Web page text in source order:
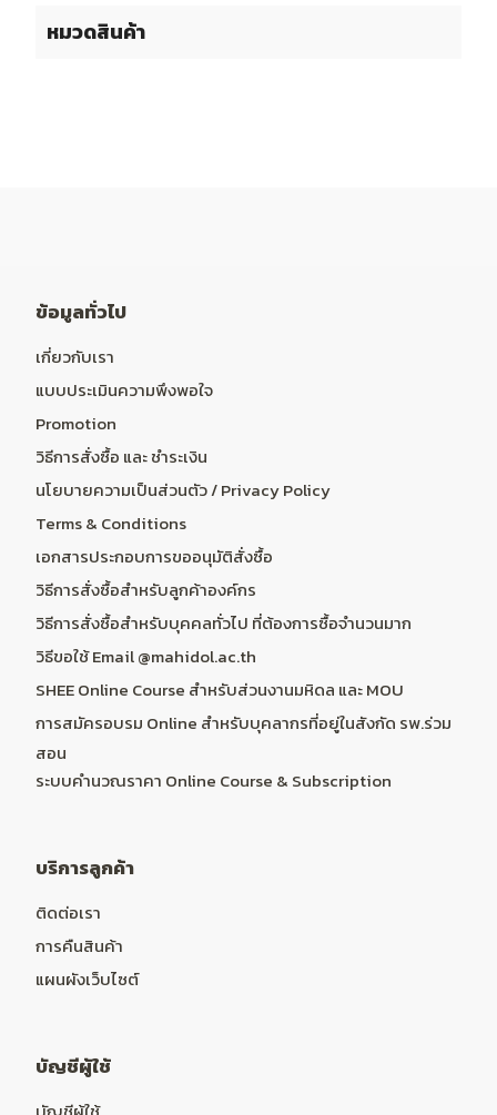
หมวดสินค้า
ข้อมูลทั่วไป
เกี่ยวกับเรา
แบบประเมินความพึงพอใจ
Promotion
วิธีการสั่งซื้อ และ ชำระเงิน
นโยบายความเป็นส่วนตัว / Privacy Policy
Terms & Conditions
เอกสารประกอบการขออนุมัติสั่งซื้อ
วิธีการสั่งซื้อสำหรับลูกค้าองค์กร
วิธีการสั่งซื้อสำหรับบุคคลทั่วไป ที่ต้องการซื้อจำนวนมาก
วิธีขอใช้ Email @mahidol.ac.th
SHEE Online Course สำหรับส่วนงานมหิดล และ MOU
การสมัครอบรม Online สำหรับบุคลากรที่อยู่ในสังกัด รพ.ร่วม
สอน
ระบบคำนวณราคา Online Course & Subscription
บริการลูกค้า
ติดต่อเรา
การคืนสินค้า
แผนผังเว็บไซต์
บัญชีผู้ใช้